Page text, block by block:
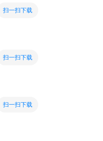
扫一扫下载
扫一扫下载
扫一扫下载